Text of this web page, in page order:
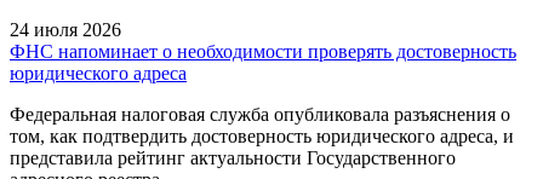
24 июля 2026
ФНС напоминает о необходимости проверять достоверность
юридического адреса
Федеральная налоговая служба опубликовала разъяснения о
том, как подтвердить достоверность юридического адреса, и
представила рейтинг актуальности Государственного